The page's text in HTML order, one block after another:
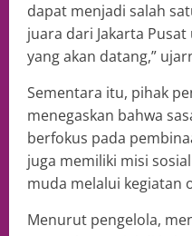
dapat menjadi salah
juara dari Jakarta
yang akan datang,”
Sementara itu, pihak
menegaskan bahwa
berfokus pada
juga memiliki misi
muda melalui kegiatan
Menurut pengelola,